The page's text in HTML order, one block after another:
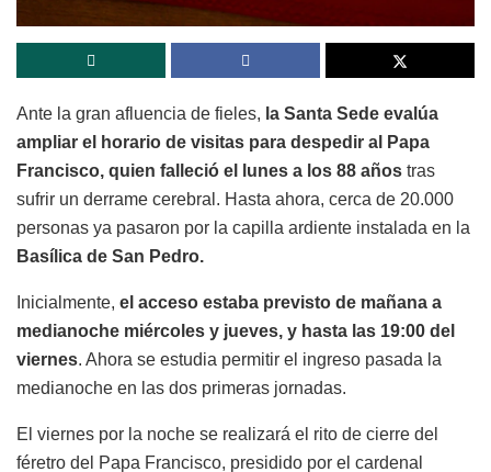
Ante la gran afluencia de fieles, la Santa Sede evalúa
ampliar el horario de visitas para despedir al Papa
Francisco, quien falleció el lunes a los 88 años tras
sufrir un derrame cerebral. Hasta ahora, cerca de 20.000
personas ya pasaron por la capilla ardiente instalada en la
Basílica de San Pedro.
Inicialmente, el acceso estaba previsto de mañana a
medianoche miércoles y jueves, y hasta las 19:00 del
viernes. Ahora se estudia permitir el ingreso pasada la
medianoche en las dos primeras jornadas.
El viernes por la noche se realizará el rito de cierre del
féretro del Papa Francisco, presidido por el cardenal